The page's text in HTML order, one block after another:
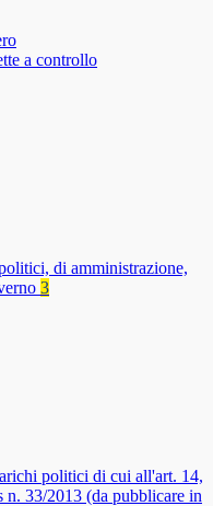
a controllo
di amministrazione,
3
politici di cui all'art. 14,
n. 33/2013 (da pubblicare in